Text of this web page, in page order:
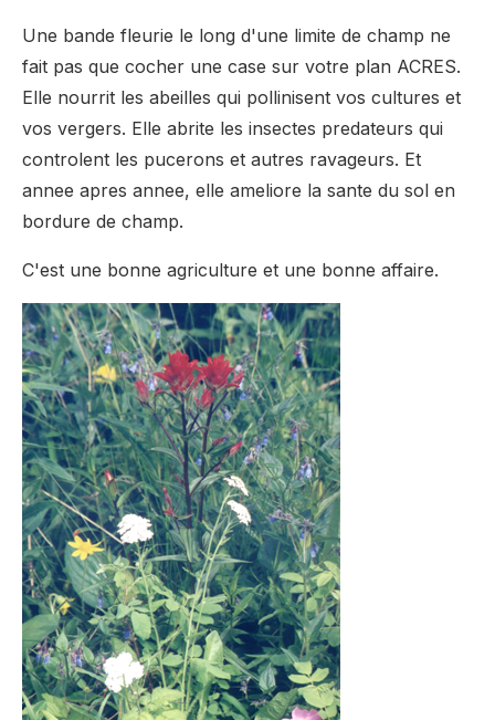
Une bande fleurie le long d'une limite de champ ne
fait pas que cocher une case sur votre plan ACRES.
Elle nourrit les abeilles qui pollinisent vos cultures et
vos vergers. Elle abrite les insectes predateurs qui
controlent les pucerons et autres ravageurs. Et
annee apres annee, elle ameliore la sante du sol en
bordure de champ.
C'est une bonne agriculture et une bonne affaire.